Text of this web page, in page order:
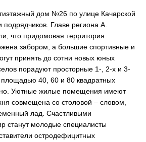
дом №26 по улице Качарской
подрядчиков. Главе региона А.
что придомовая территория
забором, а большие спортивные и
принять до сотни новых юных
порадуют просторные 1-, 2-х и 3-
40, 60 и 80 квадратных
Уютные жилые помещения имеют
совмещена со столовой – словом,
лад. Счастливыми
станут молодые специалисты
остродефицитных